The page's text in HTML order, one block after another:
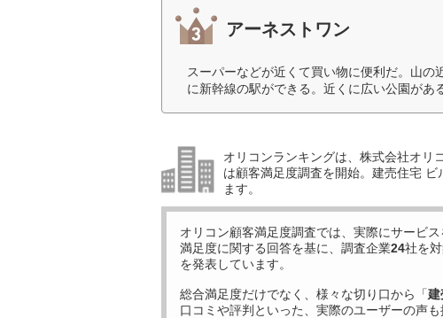
アーネストワン
スーパーなどが近くて買い物に便利だ。山の
に新幹線の駅ができる。近くに広い公園があ
オリコンランキングは、株式会社オリ
は顧客満足度調査を開始。建売住宅
ます。
オリコン顧客満足度調査では、実際にサービス
満足度に関する回答を基に、調査企業24社を
を発表しています。
総合満足度だけでなく、様々な切り口から「建
口コミや評判といった、実際のユーザーの声も